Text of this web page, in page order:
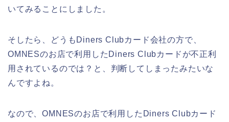
いてみることにしました。
そしたら、どうもDiners Clubカード会社の方で、
OMNESのお店で利用したDiners Clubカードが不正利
用されているのでは？と、判断してしまったみたいな
んですよね。
なので、OMNESのお店で利用したDiners Clubカード